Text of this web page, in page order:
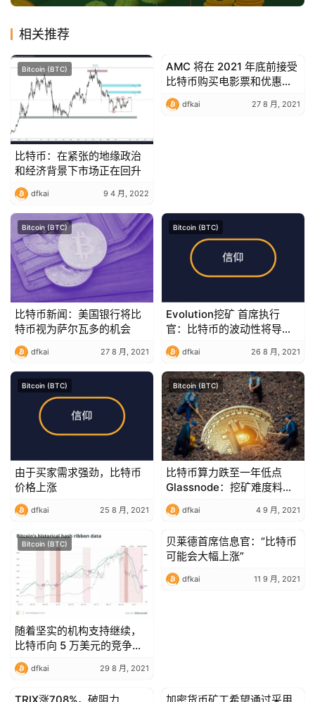
相关推荐
Bitcoin (BTC)
比特币：在紧张的地缘政治
和经济背景下市场正在回升
dfkai 9 4 月, 2022
Bitcoin (BTC)
AMC 将在 2021 年底前接受
比特币购买电影票和优惠券
– 比特币新闻
dfkai 27 8 月, 2021
Bitcoin (BTC)
比特币新闻：美国银行将比
特币视为萨尔瓦多的机会
dfkai 27 8 月, 2021
Bitcoin (BTC)
Evolution挖矿 首席执行
官：比特币的波动性将导致
投资者重返黄金
dfkai 26 8 月, 2021
Bitcoin (BTC)
由于买家需求强劲，比特币
价格上涨
dfkai 25 8 月, 2021
Bitcoin (BTC)
比特币算力跌至一年低点
Glassnode：挖矿难度料下
调25%
dfkai 4 9 月, 2021
Bitcoin (BTC)
随着坚实的机构支持继续，
比特币向 5 万美元的竞争升
温
dfkai 29 8 月, 2021
Bitcoin (BTC)
贝莱德首席信息官：“比特币
可能会大幅上涨”
dfkai 11 9 月, 2021